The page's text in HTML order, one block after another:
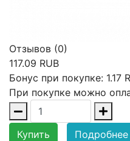
Отзывов (0)
117.09 RUB
Бонус при покупке: 1.17
При покупке можно
Купить
Подробнее